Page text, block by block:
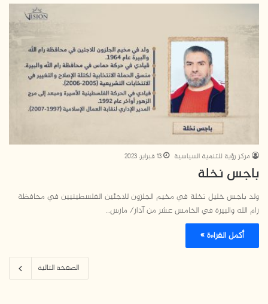
مركز رؤية للتنمية السياسية 13 فبراير، 2023
باجس نخلة
ولد باجس خليل نخلة في مخيم الجلزون للاجئين الفلسطينيين في محافظة
رام الله والبيرة في الخامس عشر من آذار/ مارس…
أكمل القراءة »
الصفحة التالية